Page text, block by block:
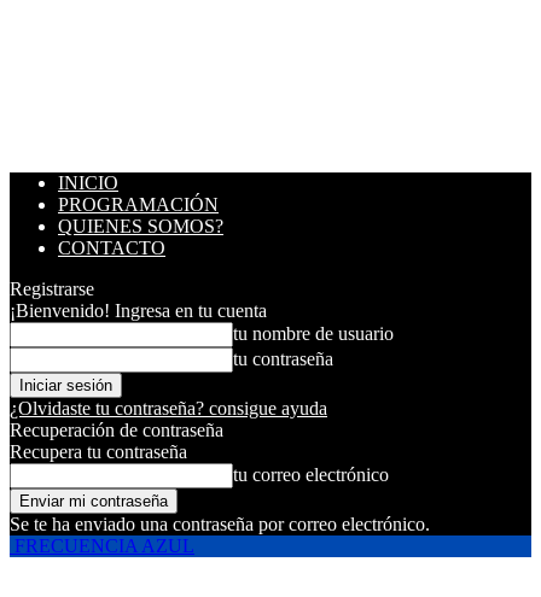
INICIO
PROGRAMACIÓN
QUIENES SOMOS?
CONTACTO
Registrarse
¡Bienvenido! Ingresa en tu cuenta
tu nombre de usuario
tu contraseña
¿Olvidaste tu contraseña? consigue ayuda
Recuperación de contraseña
Recupera tu contraseña
tu correo electrónico
Se te ha enviado una contraseña por correo electrónico.
FRECUENCIA AZUL